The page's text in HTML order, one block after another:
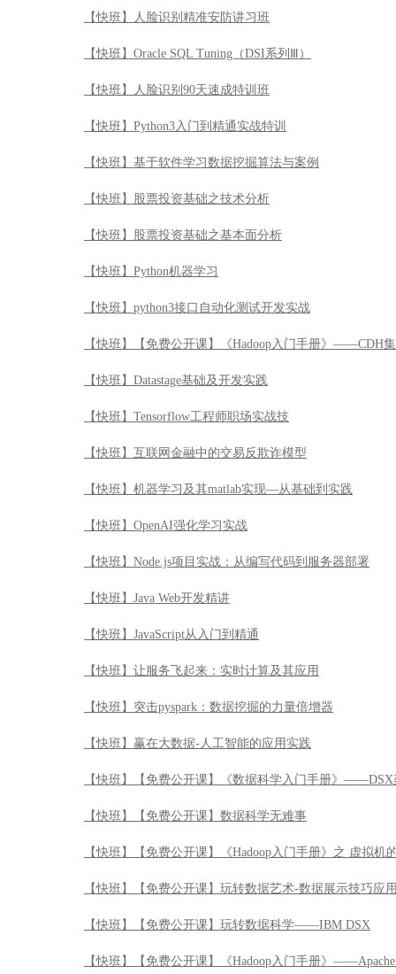
【快班】人脸识别精准安防讲习班
【快班】Oracle SQL Tuning（DSI系列Ⅲ）
【快班】人脸识别90天速成特训班
【快班】Python3入门到精通实战特训
【快班】基于软件学习数据挖掘算法与案例
【快班】股票投资基础之技术分析
【快班】股票投资基础之基本面分析
【快班】Python机器学习
【快班】python3接口自动化测试开发实战
【快班】【免费公开课】《Hadoop入门手册》——CDH
【快班】Datastage基础及开发实践
【快班】Tensorflow工程师职场实战技
【快班】互联网金融中的交易反欺诈模型
【快班】机器学习及其matlab实现—从基础到实践
【快班】OpenAI强化学习实战
【快班】Node.js项目实战：从编写代码到服务器部署
【快班】Java Web开发精讲
【快班】JavaScript从入门到精通
【快班】让服务飞起来：实时计算及其应用
【快班】突击pyspark：数据挖掘的力量倍增器
【快班】赢在大数据-人工智能的应用实践
【快班】【免费公开课】《数据科学入门手册》
【快班】【免费公开课】数据科学无难事
【快班】【免费公开课】《Hadoop入门手册》之 虚拟机
【快班】【免费公开课】玩转数据艺术-数据展示技巧应
【快班】【免费公开课】玩转数据科学——IBM DSX
【快班】【免费公开课】《Hadoop入门手册》